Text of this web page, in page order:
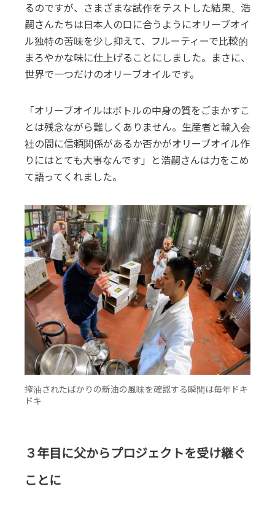
るのですが、さまざまな試作をテストした結果、浩
嗣さんたちは日本人の口に合うようにオリーブオイ
ル独特の苦味を少し抑えて、フルーティーで比較的
まろやかな味に仕上げることにしました。まさに、
世界で一つだけのオリーブオイルです。
「オリーブオイルはボトルの中身の質をごまかすこ
とは残念ながら難しくありません。生産者と輸入会
社の間に信頼関係があるか否かがオリーブオイル作
りにはとても大事なんです」と浩嗣さんは力をこめ
て語ってくれました。
搾油されたばかりの新油の風味を確認する瞬間は毎年ドキ
ドキ
３年目に父からプロジェクトを受け継ぐ
ことに